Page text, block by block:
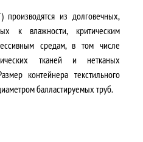
производятся из долговечных,
к влажности, критическим
средам, в том числе
тканей и нетканых
контейнера текстильного
балластируемых труб.